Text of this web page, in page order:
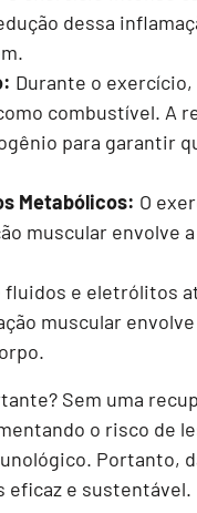
dessa
Durante o
combustível. A
para garantir
Metabólicos: O
muscular envolve
fluidos e eletrólitos
muscular
Sem uma
o risco de
Portanto,
eficaz e sustentável.